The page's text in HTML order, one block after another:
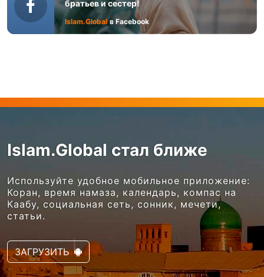
братьев и сестер!
Islam.Global в Facebook
Islam.Global стал ближе
Используйте удобное мобильное приложение:
Коран, время намаза, календарь, компас на
Каабу, социальная сеть, сонник, мечети,
статьи.
ЗАГРУЗИТЬ